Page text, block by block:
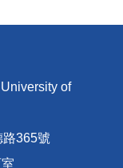
of
路365號